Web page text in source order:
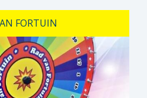
FORTUIN